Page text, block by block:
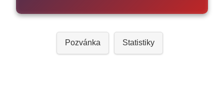
Pozvánka Statistiky